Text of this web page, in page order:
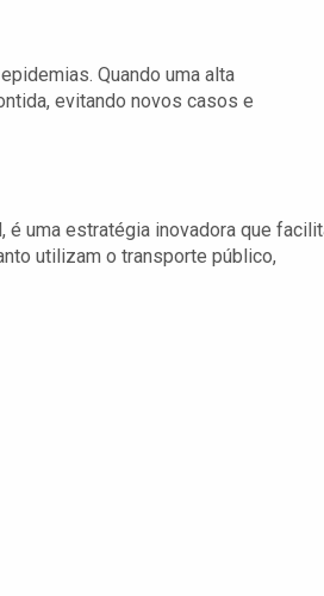
Quando uma alta
evitando novos casos e
é uma estratégia inovadora que
utilizam o transporte público,